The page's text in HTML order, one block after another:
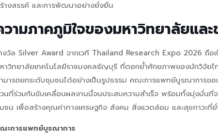
างสรรค์ และการพัฒนาอย่างยั่งยืน
ามภาคภูมิใจของมหาวิทยาลัยแล
งวัล Silver Award จากเวที Thailand Research Expo 2026 ถื
าวิทยาลัยเทคโนโลยีราชมงคลธัญบุรี ที่ตอกย้ำศักยภาพของนักวิจัย
มารถยกระดับชุมชนได้อย่างเป็นรูปธรรม คณะการแพทย์บูรณาการข
นที่ร่วมกันขับเคลื่อนผลงานนี้จนประสบความสำเร็จ พร้อมทั้งมุ่งมั่นที่
ชน เพื่อสร้างคุณค่าทางเศรษฐกิจ สังคม สิ่งแวดล้อม และสุขภาวะที่
ะการแพทย์บูรณาการ